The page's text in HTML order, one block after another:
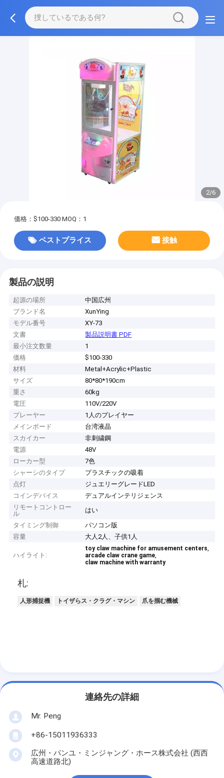
2/6
価格：$100-330 MOQ：1
ベストプライス 接触
製品の説明
起源の場所
中国広州
ブランド名
XunYing
モデル番号
XY-73
文書
製品説明書 PDF
最小注文数量
1
価格
$100-330
材料
Metal+Acrylic+Plastic
サイズ
80*80*190cm
重さ
60kg
電圧
110V/220V
プレーヤー
1人のプレイヤー
メインボード
台湾液晶
スカイカー
非刺繍鋼
電源
48V
ローカー型
7色
シャーシのタイプ
プラスチックの吸着
点灯
ジュエリーグレードLED
コインデバイス
デュアルインテリジェンス
リモートコントロー
ル
はい
タイミング制御
パソコン版
容量
大人2人、子供1人
ハイライト:
toy claw machine for amusement centers,
arcade claw crane game,
claw machine with warranty
札:
人形捕捉機 トイザらス・クラグ・マシン 爪を掴む機械
連絡先の詳細
Mr. Peng
+86-15011936333
広州・パンユ・ミンジャング・ホース株式会社 (西西
高速道路北)